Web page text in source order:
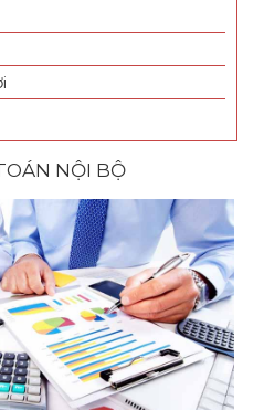
NỘI BỘ